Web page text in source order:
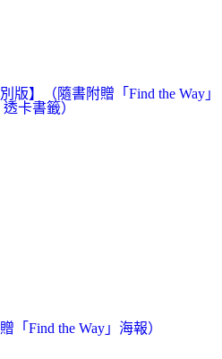
版】（隨書附贈「Find the Way」
卡書籤）
「Find the Way」海報）